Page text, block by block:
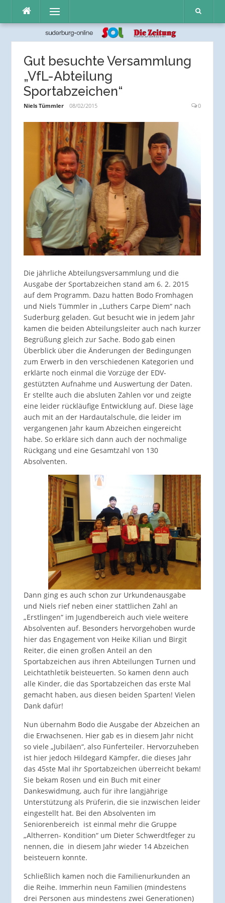
Inhalt
Menü
Gut besuchte Versammlung
„VfL-Abteilung
Sportabzeichen“
Niels Tümmler 08/02/2015 0
Die jährliche Abteilungsversammlung und die
Ausgabe der Sportabzeichen stand am 6. 2. 2015
auf dem Programm. Dazu hatten Bodo Fromhagen
und Niels Tümmler in „Luthers Carpe Diem“ nach
Suderburg geladen. Gut besucht wie in jedem Jahr
kamen die beiden Abteilungsleiter auch nach kurzer
Begrüßung gleich zur Sache. Bodo gab einen
Überblick über die Änderungen der Bedingungen
zum Erwerb in den verschiedenen Kategorien und
erklärte noch einmal die Vorzüge der EDV-
gestützten Aufnahme und Auswertung der Daten.
Er stellte auch die absluten Zahlen vor und zeigte
eine leider rückläufige Entwicklung auf. Diese läge
auch mit an der Hardautalschule, die leider im
vergangenen Jahr kaum Abzeichen eingereicht
habe. So erkläre sich dann auch der nochmalige
Rückgang und eine Gesamtzahl von 130
Absolventen.
Dann ging es auch schon zur Urkundenausgabe
und Niels rief neben einer stattlichen Zahl an
„Erstlingen“ im Jugendbereich auch viele weitere
Absolventen auf. Besonders hervorgehoben wurde
hier das Engagement von Heike Kilian und Birgit
Reiter, die einen großen Anteil an den
Sportabzeichen aus ihren Abteilungen Turnen und
Leichtathletik beisteuerten. So kamen denn auch
alle Kinder, die das Sportabzeichen das erste Mal
gemacht haben, aus diesen beiden Sparten! Vielen
Dank dafür!
Nun übernahm Bodo die Ausgabe der Abzeichen an
die Erwachsenen. Hier gab es in diesem Jahr nicht
so viele „Jubiläen“, also Fünferteiler. Hervorzuheben
ist hier jedoch Hildegard Kämpfer, die dieses Jahr
das 45ste Mal ihr Sportabzeichen überreicht bekam!
Sie bekam Rosen und ein Buch mit einer
Dankeswidmung, auch für ihre langjährige
Unterstützung als Prüferin, die sie inzwischen leider
eingestellt hat. Bei den Absolventen im
Seniorenbereich ist einmal mehr die Gruppe
„Altherren- Kondition“ um Dieter Schwerdtfeger zu
nennen, die in diesem Jahr wieder 14 Abzeichen
beisteuern konnte.
Schließlich kamen noch die Familienurkunden an
die Reihe. Immerhin neun Familien (mindestens
drei Personen aus mindestens zwei Generationen)